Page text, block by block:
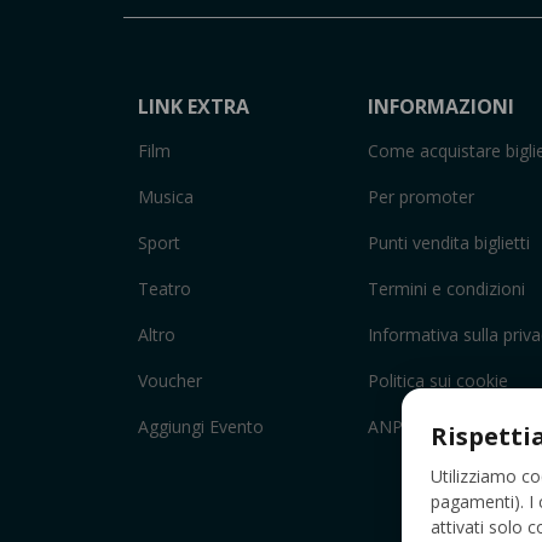
LINK EXTRA
Film
Musica
Sport
Teatro
Altro
Voucher
Aggiungi Evento
INFORMAZIONI
Come acquistare
Per promoter
Punti vendita biglietti
Termini e condizioni
Informativa sulla
Politica sui cookie
ANPC
Utilizziamo
pagamenti). I
attivati solo